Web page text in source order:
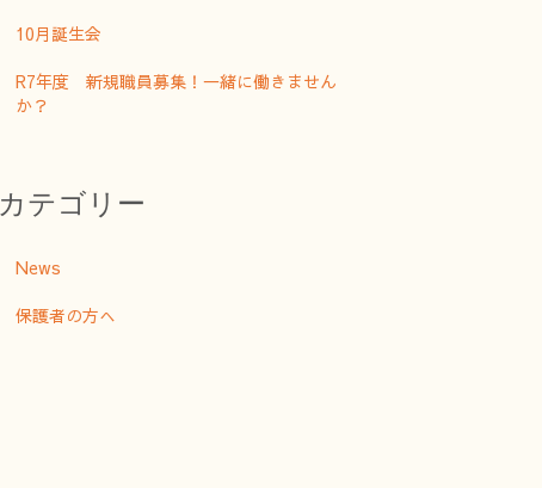
10月誕生会
R7年度 新規職員募集！一緒に働きません
か？
カテゴリー
News
保護者の方へ